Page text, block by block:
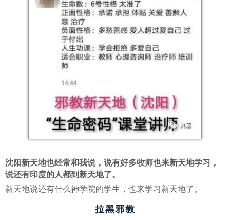
沈阳新天地也经常和我说，说有好多牧师也来新天地学习，
说还有印度的人都到新天地了。
新天地说还有什么神学院的学生，也来学习新天地了。
拉黑邪教